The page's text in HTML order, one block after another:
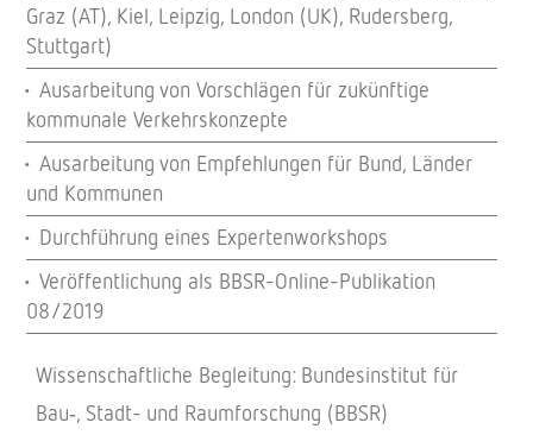
Graz (AT), Kiel, Leip­zig, London (UK), Ruders­berg,
Stuttgart)
Ausar­bei­tung von Vorschlä­gen für zukünf­tige
kommu­nale Verkehrskonzepte
Ausar­bei­tung von Empfeh­lun­gen für Bund, Länder
und Kommunen
Durch­füh­rung eines Expertenworkshops
Veröf­fent­li­chung als BBSR-Online-Publi­ka­tion
08/2019
Wissen­schaft­li­che Beglei­tung: Bundes­in­sti­tut für
Bau‑, Stadt- und Raum­for­schung (BBSR)